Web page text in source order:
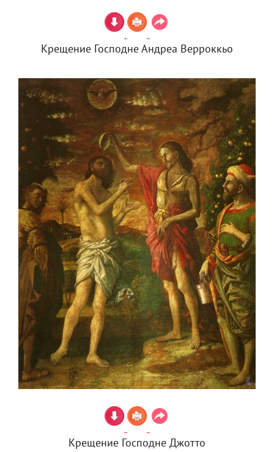
Крещение Господне Андреа Верроккьо
Крещение Господне Джотто